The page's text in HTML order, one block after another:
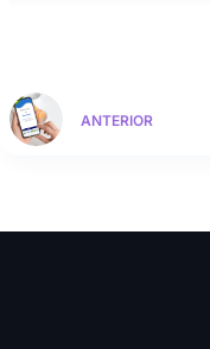
ANTERIOR